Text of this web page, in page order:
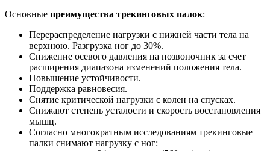
Основные преимущества трекинговых палок:
Перераспределение нагрузки с нижней части тела на
верхнюю. Разгрузка ног до 30%.
Снижение осевого давления на позвоночник за счет
расширения диапазона изменений положения тела.
Повышение устойчивости.
Поддержка равновесия.
Снятие критической нагрузки с колен на спусках.
Снижают степень усталости и скорость восстановления
мышц.
Согласно многократным исследованиям трекинговые
палки снимают нагрузку с ног: